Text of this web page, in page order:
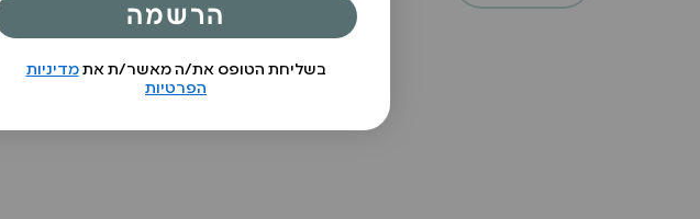
הרשמה
בשליחת הטופס את/ה מאשר/ת אתמדיניות
הפרטיות